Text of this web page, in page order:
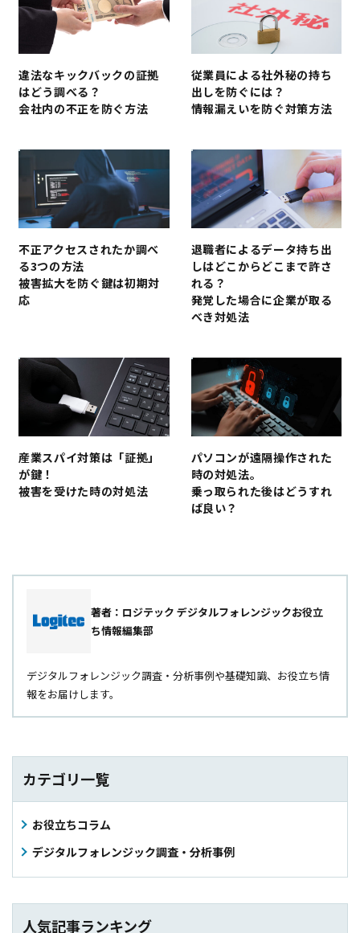
違法なキックバックの証拠
はどう調べる？
会社内の不正を防ぐ方法
従業員による社外秘の持ち
出しを防ぐには？
情報漏えいを防ぐ対策方法
不正アクセスされたか調べ
る3つの方法
被害拡大を防ぐ鍵は初期対
応
退職者によるデータ持ち出
しはどこからどこまで許さ
れる？
発覚した場合に企業が取る
べき対処法
産業スパイ対策は「証拠」
が鍵！
被害を受けた時の対処法
パソコンが遠隔操作された
時の対処法。
乗っ取られた後はどうすれ
ば良い？
著者：ロジテック デジタルフォレンジックお役立
ち情報編集部
デジタルフォレンジック調査・分析事例や基礎知識、お役立ち情
報をお届けします。
カテゴリ一覧
お役立ちコラム
デジタルフォレンジック調査・分析事例
人気記事ランキング